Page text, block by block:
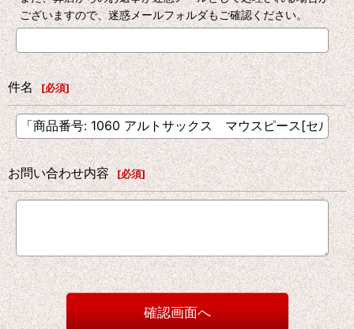
ございますので、迷惑メールフォルダもご確認ください。
件名 [必須]
お問い合わせ内容 [必須]
確認画面へ